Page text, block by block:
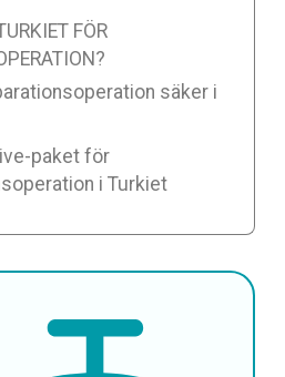
FÖR
säker i
paket för
i Turkiet